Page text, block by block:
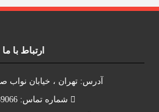
ارتباط با ما
آدرس: تهران ، خيابان نواب
شماره تماس: 09101639066